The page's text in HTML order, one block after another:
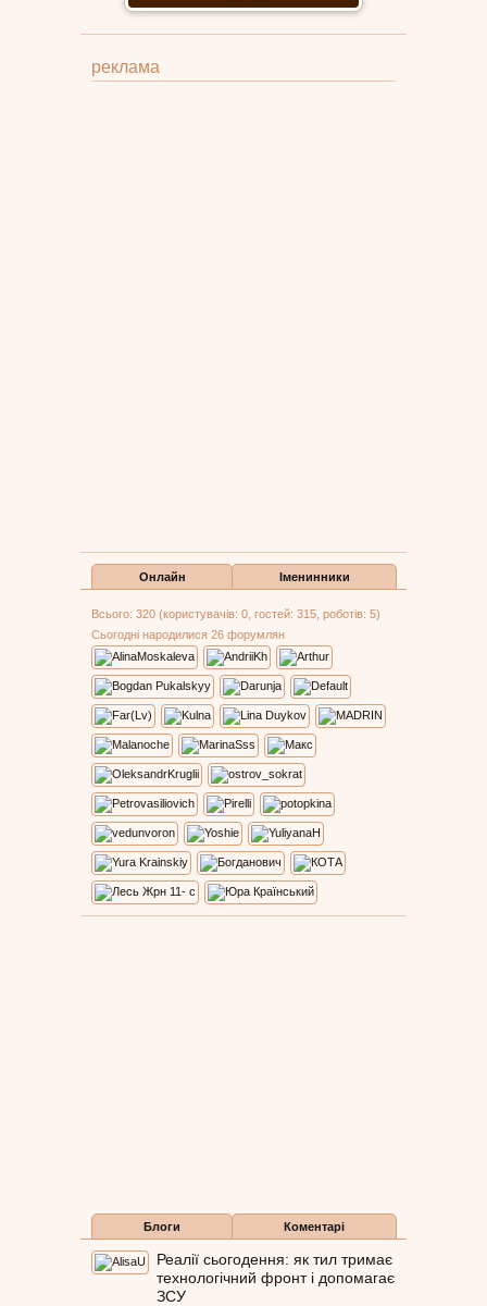
реклама
Онлайн Іменинники
Всього: 320 (користувачів: 0, гостей: 315, роботів: 5)
Сьогодні народилися 26 форумлян
Блоги Коментарі
Реалії сьогодення: як тил тримає
технологічний фронт і допомагає
ЗСУ